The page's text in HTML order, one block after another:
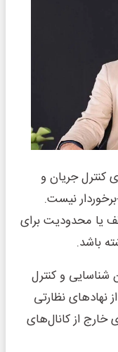
کنترل جریان و
نیست.
یا محدودیت برای
باشد.
شناسایی و کنترل
نهادهای نظارتی
خارج از کانال‌های